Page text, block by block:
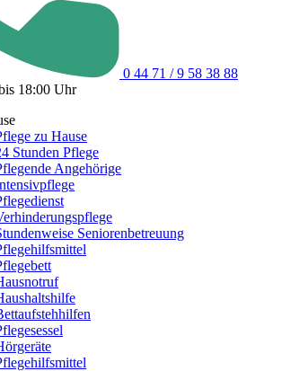
0 44 71 / 9 58 38 88
18:00 Uhr
zu Hause
Stunden Pflege
Angehörige
Seniorenbetreuung